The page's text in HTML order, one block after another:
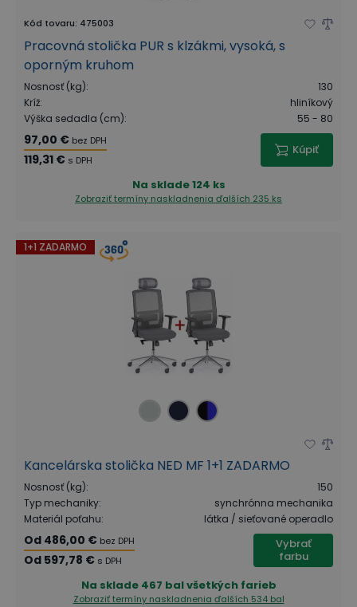
Kód tovaru: 475003
Pracovná stolička PUR s klzákmi, vysoká, s
oporným kruhom
Nosnosť (kg):
130
Kríž:
hliníkový
Výška sedadla (cm): 55 - 80
97,00 € bez DPH
119,31 € s DPH
Kúpiť
Na sklade124 ks
Zobraziť termíny naskladnenia ďalších 235 ks
1+1 ZADARMO
Kancelárska stolička NED MF 1+1 ZADARMO
Nosnosť (kg):
150
Typ mechaniky:
synchrónna mechanika
Materiál poťahu: látka / sieťované operadlo
Od 486,00 € bez DPH
Od 597,78 € s DPH
Vybrať
farbu
Na sklade 467 bal všetkých farieb
Zobraziť termíny naskladnenia ďalších 534 bal